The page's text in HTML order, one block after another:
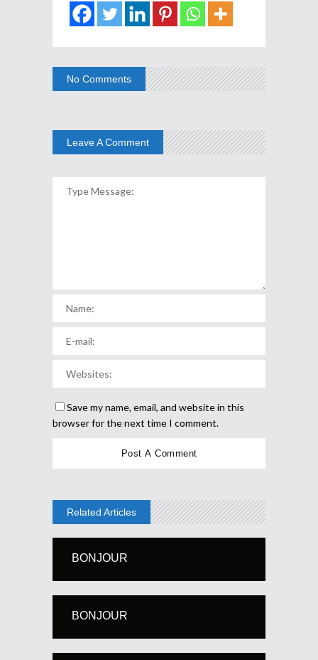
No Comments
Leave A Comment
Save my name, email, and website in this
browser for the next time I comment.
Related Articles
BONJOUR
BONJOUR